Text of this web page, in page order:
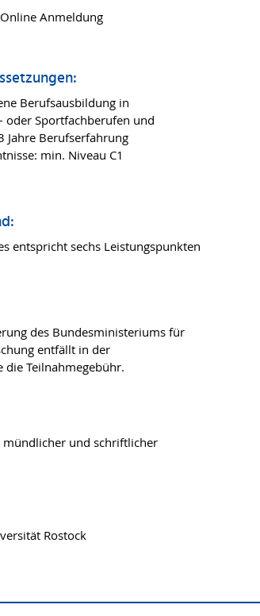
Anmeldung
Berufsausbildung in
oder Sportfachberufen und
Jahre Berufserfahrung
min. Niveau C1
entspricht sechs Leistungspunkten
des Bundesministeriums für
entfällt in der
die Teilnahmegebühr.
mündlicher und schriftlicher
Rostock